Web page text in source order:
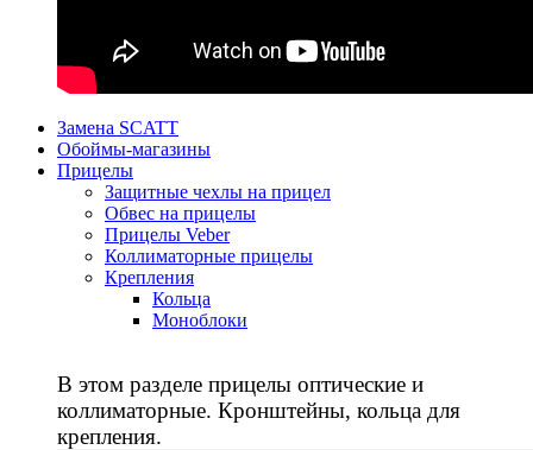
Замена SCATT
Обоймы-магазины
Прицелы
Защитные чехлы на прицел
Обвес на прицелы
Прицелы Veber
Коллиматорные прицелы
Крепления
Кольца
Моноблоки
В этом разделе прицелы оптические и
коллиматорные. Кронштейны, кольца для
крепления.